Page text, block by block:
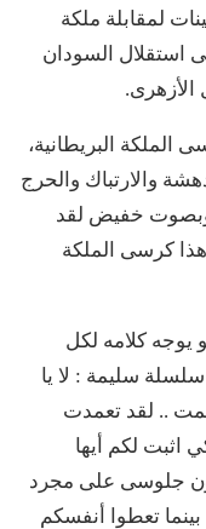
لمقابلة ملكة
استقلال السودان
الأزهرى.
البريطانية،
والارتباك والحرج
وبصوت خفيض لقد
كرسى الملكة
يوجه كلامه لكل
سليمة : لا يا
.. لقد تعمدت
لكم أيها
جلوسى على مجرد
تعطوا أنفسكم